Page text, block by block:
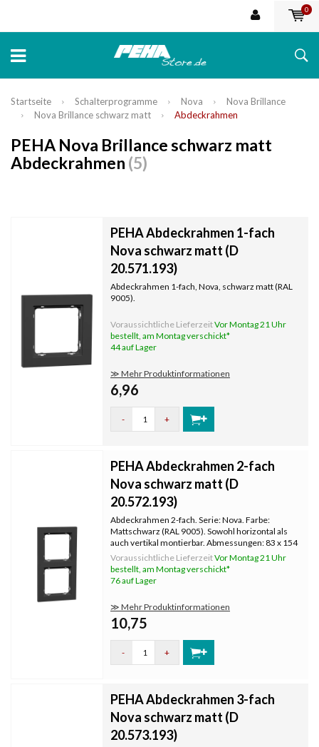
0
Startseite Schalterprogramme Nova
Nova Brillance
Nova Brillance schwarz matt
Abdeckrahmen
PEHA Nova Brillance schwarz matt
Abdeckrahmen (5)
PEHA Abdeckrahmen 1-fach
Nova schwarz matt (D
20.571.193)
Abdeckrahmen 1-fach, Nova, schwarz matt (RAL
9005).
Voraussichtliche LieferzeitVor Montag 21 Uhr
bestellt, am Montag verschickt*
44 auf Lager
≫ Mehr Produktinformationen
6,96
- +
PEHA Abdeckrahmen 2-fach
Nova schwarz matt (D
20.572.193)
Abdeckrahmen 2-fach. Serie: Nova. Farbe:
Mattschwarz (RAL 9005). Sowohl horizontal als
auch vertikal montierbar. Abmessungen: 83 x 154
mm.
Voraussichtliche LieferzeitVor Montag 21 Uhr
bestellt, am Montag verschickt*
76 auf Lager
≫ Mehr Produktinformationen
10,75
- +
PEHA Abdeckrahmen 3-fach
Nova schwarz matt (D
20.573.193)